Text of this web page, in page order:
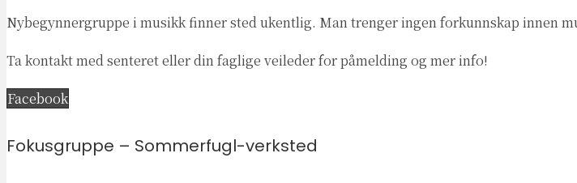
Nybegynnergruppe i musikk finner sted ukentlig. Man trenger ingen forkunnskap innen
Ta kontakt med senteret eller din faglige veileder for påmelding og mer info!
Facebook
Fokusgruppe – Sommerfugl-verksted